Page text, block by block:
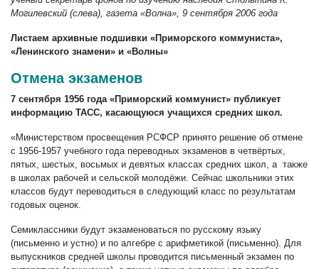
Могилевский (слева), газета «Волна», 9 сентября 2006 года
Листаем архивные подшивки «Приморского коммуниста»,
«Ленинского знамени» и «Волны»
Отмена экзаменов
7 сентября 1956 года «Приморский коммунист» публикует
информацию ТАСС, касающуюся учащихся средних школ.
«Министерством просвещения РСФСР принято решение об отмене
с 1956-1957 учебного года переводных экзаменов в четвёртых,
пятых, шестых, восьмых и девятых классах средних школ, а также
в школах рабочей и сельской молодёжи. Сейчас школьники этих
классов будут переводиться в следующий класс по результатам
годовых оценок.
Семиклассники будут экзаменоваться по русскому языку
(письменно и устно) и по алгебре с арифметикой (письменно). Для
выпускников средней школы проводится письменный экзамен по